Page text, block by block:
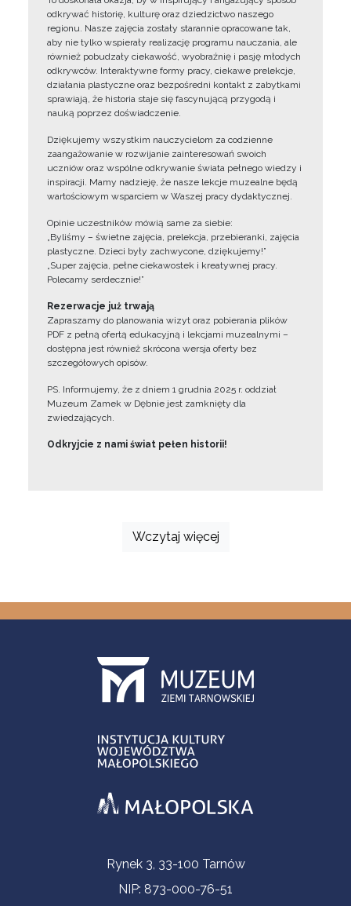
odkrywać historię, kulturę oraz dziedzictwo naszego
regionu. Nasze zajęcia zostały starannie opracowane tak,
aby nie tylko wspierały realizację programu nauczania, ale
również pobudzały ciekawość, wyobraźnię i pasję młodych
odkrywców. Interaktywne formy pracy, ciekawe prelekcje,
działania plastyczne oraz bezpośredni kontakt z zabytkami
sprawiają, że historia staje się fascynującą przygodą i
nauką poprzez doświadczenie.
Dziękujemy wszystkim nauczycielom za codzienne
zaangażowanie w rozwijanie zainteresowań swoich
uczniów oraz wspólne odkrywanie świata pełnego wiedzy i
inspiracji. Mamy nadzieję, że nasze lekcje muzealne będą
wartościowym wsparciem w Waszej pracy dydaktycznej.
Opinie uczestników mówią same za siebie:
„Byliśmy – świetne zajęcia, prelekcja, przebieranki, zajęcia
plastyczne. Dzieci były zachwycone, dziękujemy!”
„Super zajęcia, pełne ciekawostek i kreatywnej pracy.
Polecamy serdecznie!”
Rezerwacje już trwają
Zapraszamy do planowania wizyt oraz pobierania plików
PDF z pełną ofertą edukacyjną i lekcjami muzealnymi –
dostępna jest również skrócona wersja oferty bez
szczegółowych opisów.
PS. Informujemy, że z dniem 1 grudnia 2025 r. oddział
Muzeum Zamek w Dębnie jest zamknięty dla
zwiedzających.
Odkryjcie z nami świat pełen historii!
Wczytaj więcej
Informacje kontaktoweRynek 3, 33-100 Tarnów
NIP: 873-000-76-51